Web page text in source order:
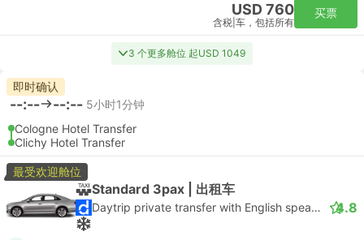
USD 760
含税 车，包括所有
买票
3 个更多舱位 起USD 1049
即时确认
--:-- --:-- 5小时1分钟
Cologne Hotel Transfer
Clichy Hotel Transfer
最受欢迎舱位
Standard 3pax | 出租车
Daytrip private transfer with English speaking driver 4.8